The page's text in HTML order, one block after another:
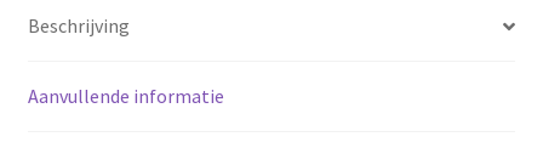
Beschrijving
Aanvullende informatie